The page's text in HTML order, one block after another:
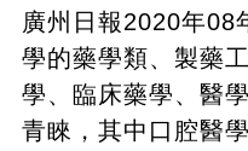
廣州日報2020年08
學的藥學類、製藥
學、臨床藥學、醫
青睞，其中口腔醫